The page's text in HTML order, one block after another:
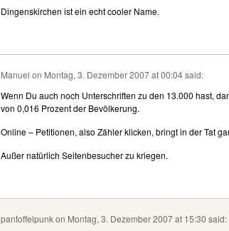
Dingenskirchen ist ein echt cooler Name.
Manuel on Montag, 3. Dezember 2007 at 00:04said:
Wenn Du auch noch Unterschriften zu den 13.000 hast,
von 0,016 Prozent der Bevölkerung.
Online – Petitionen, also Zähler klicken, bringt in der Tat
Außer natürlich Seitenbesucher zu kriegen.
pantoffelpunkon Montag, 3. Dezember 2007 at 15:30 said: